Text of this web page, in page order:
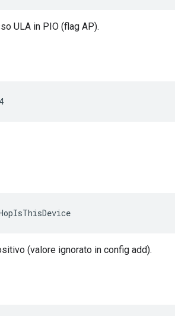
ULA in PIO (flag AP).
(valore ignorato in config add).